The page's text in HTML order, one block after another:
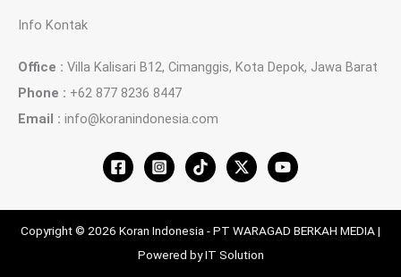
Info Kontak
Office : Villa Kalisari B12, Cimanggis, Kota Depok, Jawa Barat
Phone : +62 877 8236 8447
Email : info@koranindonesia.com
Copyright © 2026 Koran Indonesia - PT WARAGAD BERKAH MEDIA |
Powered by IT Solution